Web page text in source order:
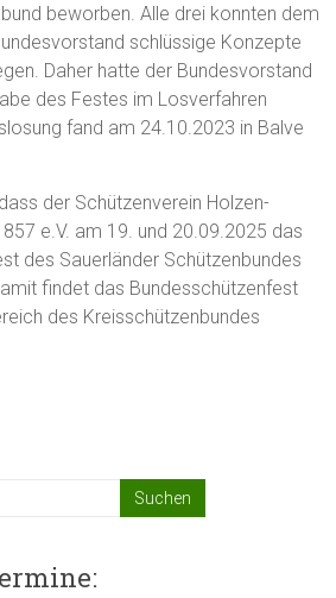
beworben. Alle drei konnten dem
schlüssige Konzepte
Daher hatte der Bundesvorstand
des Festes im Losverfahren
fand am 24.10.2023 in Balve
der Schützenverein Holzen-
e.V. am 19. und 20.09.2025 das
des Sauerländer Schützenbundes
findet das Bundesschützenfest
des Kreisschützenbundes